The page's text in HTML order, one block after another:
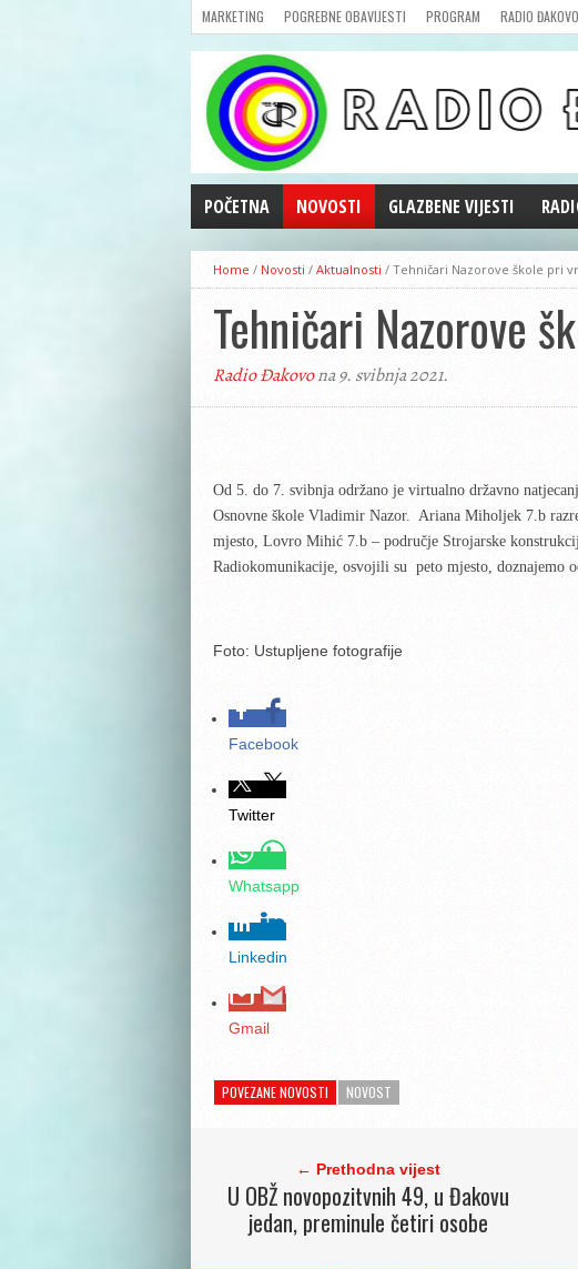
MARKETING POGREBNE OBAVIJESTI PROGRAM RADIO ĐAKOVO
POČETNA NOVOSTI
AKTUALNOSTI
CRNA KRONIKA
POLITIKA
ZANIMLJIVOSTI
GOSPODARSTVO
KULTURA
GLAZBENE VIJESTI
Home / Novosti / Aktualnosti / Tehničari Nazorove škole pri
Tehničari Nazorove
Radio Đakovona 9. svibnja 2021.
Od 5. do 7. svibnja održano je virtualno državno
Osnovne škole Vladimir Nazor. Ariana Miholjek 7.b
mjesto, Lovro Mihić 7.b – područje Strojarske
Radiokomunikacije, osvojili su peto mjesto, doznajemo
Foto: Ustupljene fotografije
Facebook
Twitter
Whatsapp
Linkedin
Gmail
POVEZANE NOVOSTI NOVOST
← Prethodna vijest
U OBŽ novopozitvnih 49, u Đakovu
jedan, preminule četiri osobe